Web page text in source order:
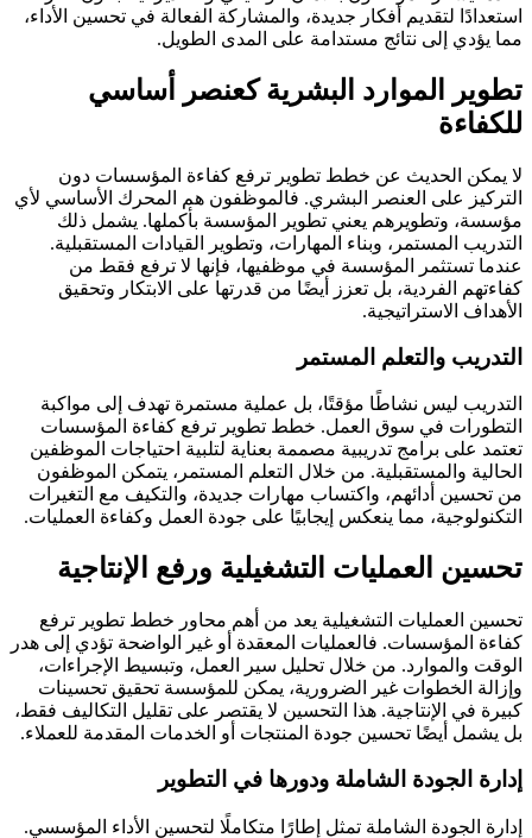
استعدادًا لتقديم أفكار جديدة، والمشاركة الفعالة في تحسين الأداء،
مما يؤدي إلى نتائج مستدامة على المدى الطويل.
تطوير الموارد البشرية كعنصر أساسي
للكفاءة
لا يمكن الحديث عن خطط تطوير ترفع كفاءة المؤسسات دون
التركيز على العنصر البشري. فالموظفون هم المحرك الأساسي لأي
مؤسسة، وتطويرهم يعني تطوير المؤسسة بأكملها. يشمل ذلك
التدريب المستمر، وبناء المهارات، وتطوير القيادات المستقبلية.
عندما تستثمر المؤسسة في موظفيها، فإنها لا ترفع فقط من
كفاءتهم الفردية، بل تعزز أيضًا من قدرتها على الابتكار وتحقيق
الأهداف الاستراتيجية.
التدريب والتعلم المستمر
التدريب ليس نشاطًا مؤقتًا، بل عملية مستمرة تهدف إلى مواكبة
التطورات في سوق العمل. خطط تطوير ترفع كفاءة المؤسسات
تعتمد على برامج تدريبية مصممة بعناية لتلبية احتياجات الموظفين
الحالية والمستقبلية. من خلال التعلم المستمر، يتمكن الموظفون
من تحسين أدائهم، واكتساب مهارات جديدة، والتكيف مع التغيرات
التكنولوجية، مما ينعكس إيجابيًا على جودة العمل وكفاءة العمليات.
تحسين العمليات التشغيلية ورفع الإنتاجية
تحسين العمليات التشغيلية يعد من أهم محاور خطط تطوير ترفع
كفاءة المؤسسات. فالعمليات المعقدة أو غير الواضحة تؤدي إلى هدر
الوقت والموارد. من خلال تحليل سير العمل، وتبسيط الإجراءات،
وإزالة الخطوات غير الضرورية، يمكن للمؤسسة تحقيق تحسينات
كبيرة في الإنتاجية. هذا التحسين لا يقتصر على تقليل التكاليف فقط،
بل يشمل أيضًا تحسين جودة المنتجات أو الخدمات المقدمة للعملاء.
إدارة الجودة الشاملة ودورها في التطوير
إدارة الجودة الشاملة تمثل إطارًا متكاملًا لتحسين الأداء المؤسسي.